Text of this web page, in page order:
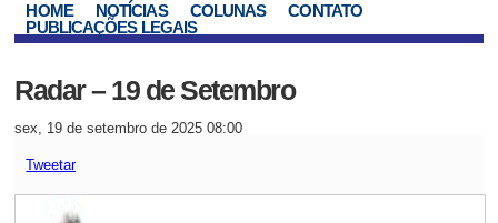
HOME NOTÍCIAS COLUNAS
CONTATO
PUBLICAÇÕES LEGAIS
Radar – 19 de Setembro
sex, 19 de setembro de 2025 08:00
Tweetar